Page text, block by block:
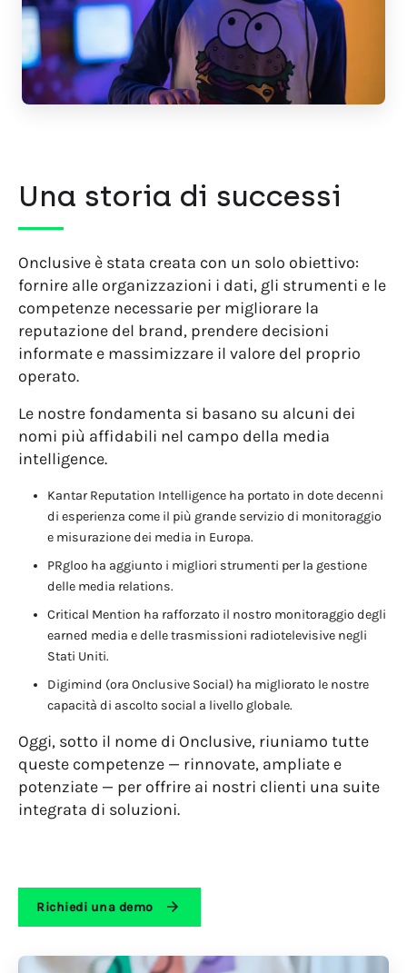
Una storia di successi
Onclusive è stata creata con un solo obiettivo:
fornire alle organizzazioni i dati, gli strumenti e le
competenze necessarie per migliorare la
reputazione del brand, prendere decisioni
informate e massimizzare il valore del proprio
operato.
Le nostre fondamenta si basano su alcuni dei
nomi più affidabili nel campo della media
intelligence.
Kantar Reputation Intelligence ha portato in dote decenni
di esperienza come il più grande servizio di monitoraggio
e misurazione dei media in Europa.
PRgloo ha aggiunto i migliori strumenti per la gestione
delle media relations.
Critical Mention ha rafforzato il nostro monitoraggio degli
earned media e delle trasmissioni radiotelevisive negli
Stati Uniti.
Digimind (ora Onclusive Social) ha migliorato le nostre
capacità di ascolto social a livello globale.
Oggi, sotto il nome di Onclusive, riuniamo tutte
queste competenze — rinnovate, ampliate e
potenziate — per offrire ai nostri clienti una suite
integrata di soluzioni.
Richiedi una demo